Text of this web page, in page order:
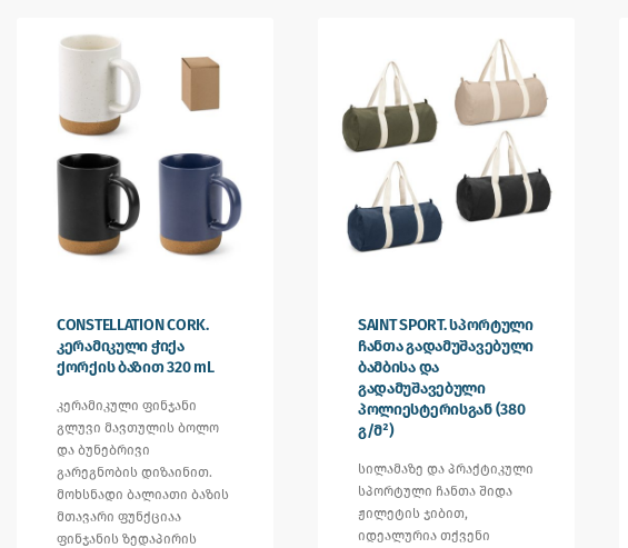
CONSTELLATION CORK.
კერამიკული ჭიქა
ქორქის ბაზით 320 mL
კერამიკული ფინჯანი
გლუვი მავთულის ბოლო
და ბუნებრივი
გარეგნობის დიზაინით.
მოხსნადი ბალიათი ბაზის
მთავარი ფუნქციაა
ფინჯანის ზედაპირის
SAINT SPORT. სპორტული
ჩანთა გადამუშავებული
ბამბისა და
გადამუშავებული
პოლიესტერისგან (380
გ/მ²)
სილამაზე და პრაქტიკული
სპორტული ჩანთა შიდა
ჟილეტის ჯიბით,
იდეალურია თქვენი